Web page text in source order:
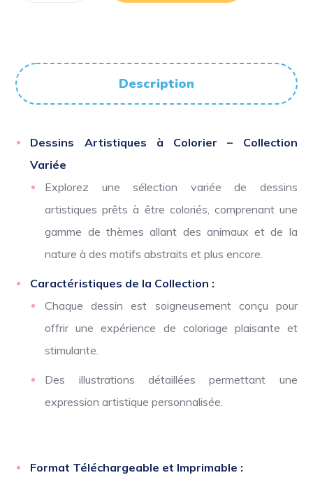
Description
Dessins Artistiques à Colorier – Collection
Variée
Explorez une sélection variée de dessins
artistiques prêts à être coloriés, comprenant une
gamme de thèmes allant des animaux et de la
nature à des motifs abstraits et plus encore.
Caractéristiques de la Collection :
Chaque dessin est soigneusement conçu pour
offrir une expérience de coloriage plaisante et
stimulante.
Des illustrations détaillées permettant une
expression artistique personnalisée.
Format Téléchargeable et Imprimable :